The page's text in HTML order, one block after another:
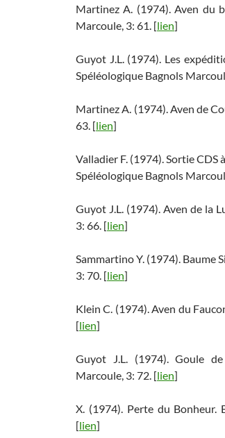
Martinez A. (1974). Aven du
Marcoule, 3: 61. [lien]
Guyot J.L. (1974). Les
Spéléologique Bagnols
Martinez A. (1974). Aven de
63. [lien]
Valladier F. (1974). Sortie CDS
Spéléologique Bagnols
Guyot J.L. (1974). Aven de la
3: 66. [lien]
Sammartino Y. (1974). Baume
3: 70. [lien]
Klein C. (1974). Aven du
[lien]
Guyot J.L. (1974). Goule
Marcoule, 3: 72. [lien]
X. (1974). Perte du Bonheur.
[lien]